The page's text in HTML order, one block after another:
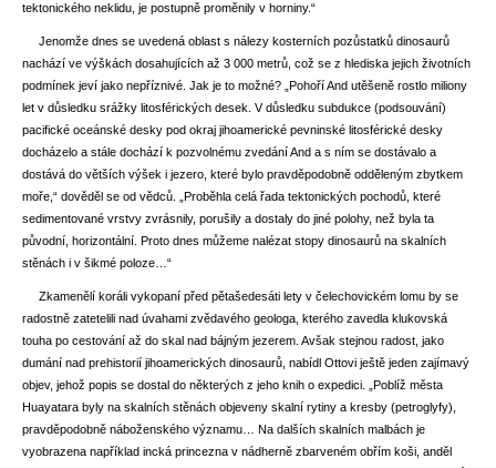
tektonického neklidu, je postupně proměnily v horniny.“
Jenomže dnes se uvedená oblast s nálezy kosterních pozůstatků dinosaurů
nachází ve výškách dosahujících až 3 000 metrů, což se z hlediska jejich životních
podmínek jeví jako nepříznivé. Jak je to možné? „Pohoří And utěšeně rostlo miliony
let v důsledku srážky litosférických desek. V důsledku subdukce (podsouvání)
pacifické oceánské desky pod okraj jihoamerické pevninské litosférické desky
docházelo a stále dochází k pozvolnému zvedání And a s ním se dostávalo a
dostává do větších výšek i jezero, které bylo pravděpodobně odděleným zbytkem
moře,“ dověděl se od vědců. „Proběhla celá řada tektonických pochodů, které
sedimentované vrstvy zvrásnily, porušily a dostaly do jiné polohy, než byla ta
původní, horizontální. Proto dnes můžeme nalézat stopy dinosaurů na skalních
stěnách i v šikmé poloze…“
Zkamenělí koráli vykopaní před pětašedesáti lety v čelechovickém lomu by se
radostně zatetelili nad úvahami zvědavého geologa, kterého zavedla klukovská
touha po cestování až do skal nad bájným jezerem. Avšak stejnou radost, jako
dumání nad prehistorií jihoamerických dinosaurů, nabídl Ottovi ještě jeden zajímavý
objev, jehož popis se dostal do některých z jeho knih o expedici. „Poblíž města
Huayatara byly na skalních stěnách objeveny skalní rytiny a kresby (petroglyfy),
pravděpodobně náboženského významu… Na dalších skalních malbách je
vyobrazena například incká princezna v nádherně zbarveném obřím koši, anděl